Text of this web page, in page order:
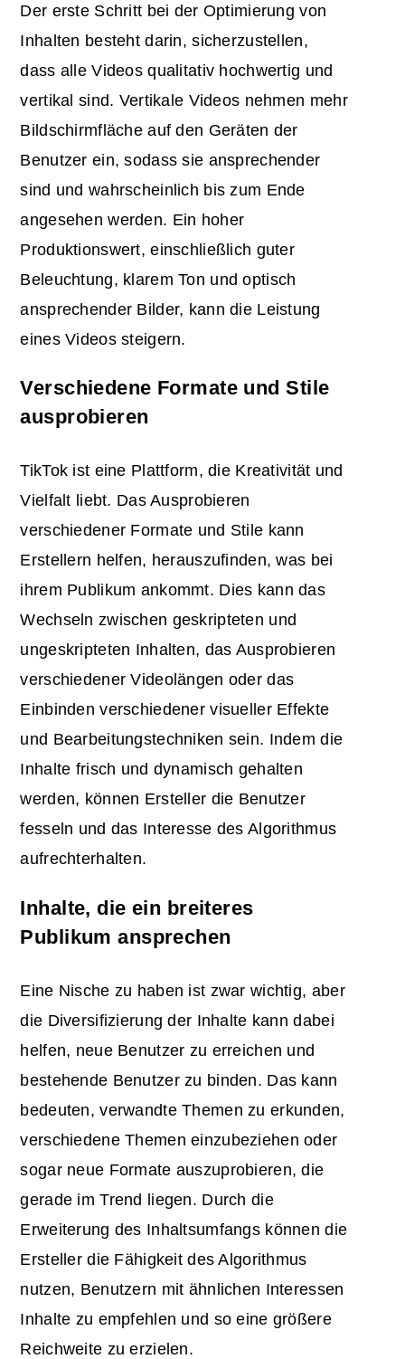
Der erste Schritt bei der Optimierung von
Inhalten besteht darin, sicherzustellen,
dass alle Videos qualitativ hochwertig und
vertikal sind. Vertikale Videos nehmen mehr
Bildschirmfläche auf den Geräten der
Benutzer ein, sodass sie ansprechender
sind und wahrscheinlich bis zum Ende
angesehen werden. Ein hoher
Produktionswert, einschließlich guter
Beleuchtung, klarem Ton und optisch
ansprechender Bilder, kann die Leistung
eines Videos steigern.
Verschiedene Formate und Stile
ausprobieren
TikTok ist eine Plattform, die Kreativität und
Vielfalt liebt. Das Ausprobieren
verschiedener Formate und Stile kann
Erstellern helfen, herauszufinden, was bei
ihrem Publikum ankommt. Dies kann das
Wechseln zwischen geskripteten und
ungeskripteten Inhalten, das Ausprobieren
verschiedener Videolängen oder das
Einbinden verschiedener visueller Effekte
und Bearbeitungstechniken sein. Indem die
Inhalte frisch und dynamisch gehalten
werden, können Ersteller die Benutzer
fesseln und das Interesse des Algorithmus
aufrechterhalten.
Inhalte, die ein breiteres
Publikum ansprechen
Eine Nische zu haben ist zwar wichtig, aber
die Diversifizierung der Inhalte kann dabei
helfen, neue Benutzer zu erreichen und
bestehende Benutzer zu binden. Das kann
bedeuten, verwandte Themen zu erkunden,
verschiedene Themen einzubeziehen oder
sogar neue Formate auszuprobieren, die
gerade im Trend liegen. Durch die
Erweiterung des Inhaltsumfangs können die
Ersteller die Fähigkeit des Algorithmus
nutzen, Benutzern mit ähnlichen Interessen
Inhalte zu empfehlen und so eine größere
Reichweite zu erzielen.